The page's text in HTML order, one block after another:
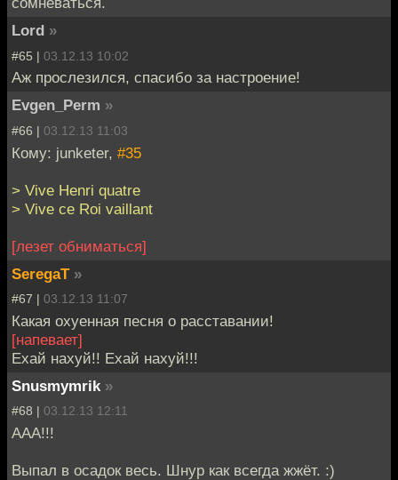
Lord »
#65 | 03.12.13 10:02
Аж прослезился, спасибо за настроение!
Evgen_Perm »
#66 | 03.12.13 11:03
Кому: junketer, #35
> Vive Henri quatre
> Vive ce Roi vaillant
[лезет обниматься]
SeregaT »
#67 | 03.12.13 11:07
Какая охуенная песня о расставании!
[напевает]
Ехай нахуй!! Ехай нахуй!!!
Snusmymrik »
#68 | 03.12.13 12:11
ААА!!!
Выпал в осадок весь. Шнур как всегда жжёт. :)